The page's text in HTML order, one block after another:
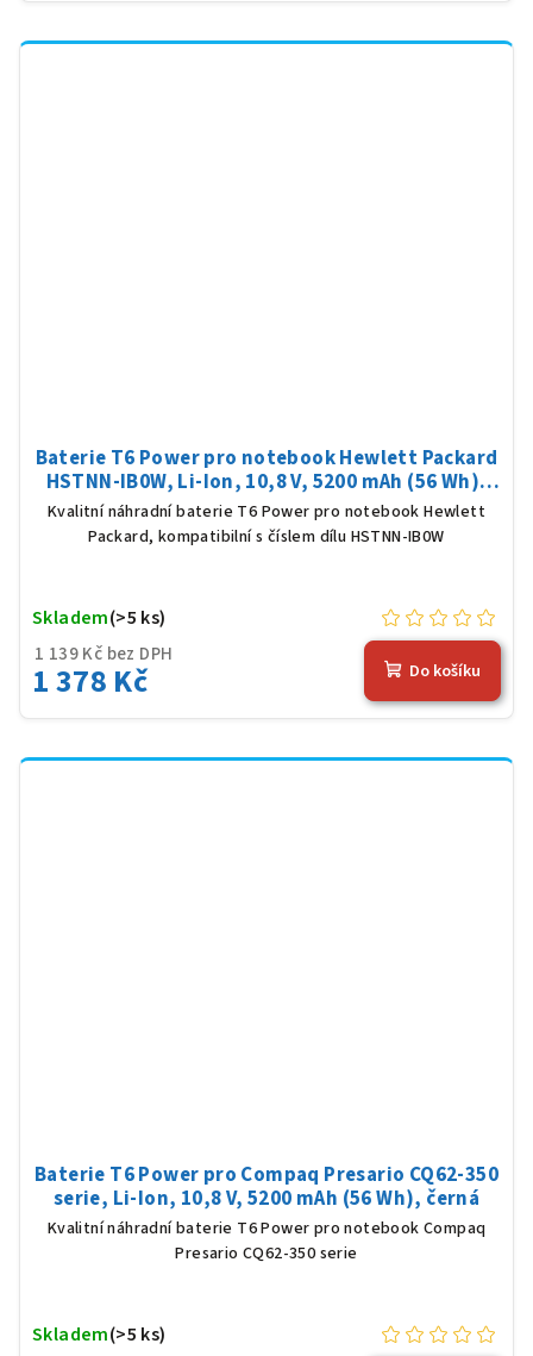
Baterie T6 Power pro notebook Hewlett Packard
HSTNN-IB0W, Li-Ion, 10,8 V, 5200 mAh (56 Wh),
černá
Kvalitní náhradní baterie T6 Power pro notebook Hewlett
Packard, kompatibilní s číslem dílu HSTNN-IB0W
1 139 Kč bez DPH
1 378 Kč
Skladem(>5 ks)
Do košíku
Baterie T6 Power pro Compaq Presario CQ62-350
serie, Li-Ion, 10,8 V, 5200 mAh (56 Wh), černá
Kvalitní náhradní baterie T6 Power pro notebook Compaq
Presario CQ62-350 serie
Skladem(>5 ks)